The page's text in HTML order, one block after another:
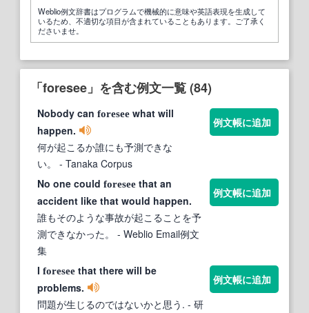
Weblio例文辞書はプログラムで機械的に意味や英語表現を生成して
いるため、不適切な項目が含まれていることもあります。ご了承く
ださいませ。
「foresee」を含む例文一覧 (84)
Nobody can foresee what will
happen.
何が起こるか誰にも予測できな
い。
- Tanaka Corpus
例文帳に追加
No one could foresee that an
accident like that would happen.
誰もそのような事故が起こることを予
測できなかった。
- Weblio Email例文
集
例文帳に追加
I foresee that there will be
problems.
問題が生じるのではないかと思う. - 研
例文帳に追加